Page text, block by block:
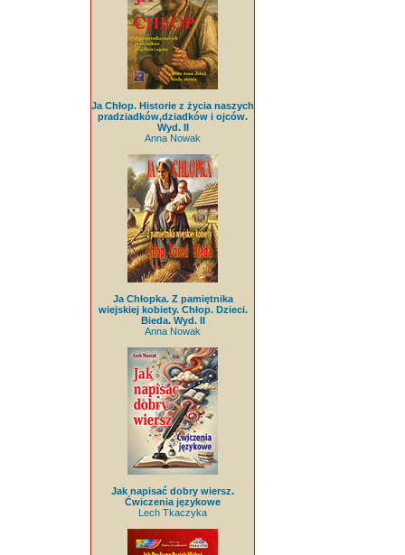
Ja Chłop. Historie z życia naszych
pradziadków,dziadków i ojców.
Wyd. II
Anna Nowak
Ja Chłopka. Z pamiętnika
wiejskiej kobiety. Chłop. Dzieci.
Bieda. Wyd. II
Anna Nowak
Jak napisać dobry wiersz.
Ćwiczenia językowe
Lech Tkaczyka